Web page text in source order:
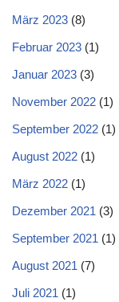
März 2023 (8)
Februar 2023 (1)
Januar 2023 (3)
November 2022 (1)
September 2022 (1)
August 2022 (1)
März 2022 (1)
Dezember 2021 (3)
September 2021 (1)
August 2021 (7)
Juli 2021 (1)